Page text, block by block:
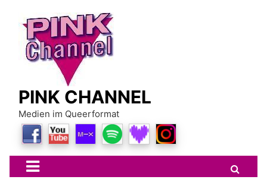
content
PINK CHANNEL
Medien im Queerformat